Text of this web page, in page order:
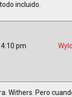
incluido.
pm
Withers. Pero